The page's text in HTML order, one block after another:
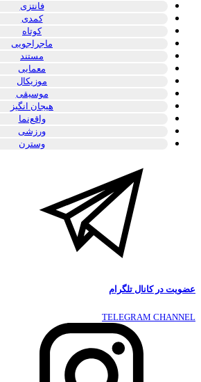
فانتزی
کمدی
کوتاه
ماجراجویی
مستند
معمایی
موزیکال
موسیقی
هیجان انگیز
واقع‌نما
ورزشی
وسترن
عضویت در کانال تلگرام
TELEGRAM CHANNEL